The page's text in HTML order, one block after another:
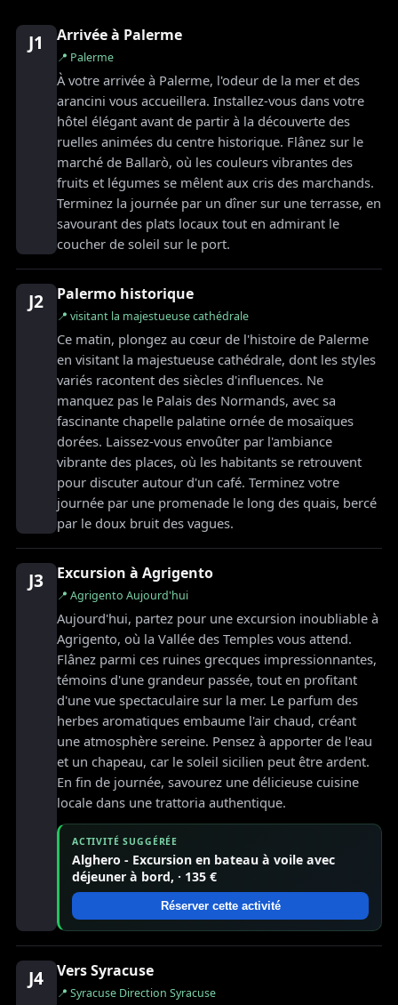
J1 Arrivée à Palerme
📍 Palerme
À votre arrivée à Palerme, l'odeur de la mer et des
arancini vous accueillera. Installez-vous dans votre
hôtel élégant avant de partir à la découverte des
ruelles animées du centre historique. Flânez sur le
marché de Ballarò, où les couleurs vibrantes des
fruits et légumes se mêlent aux cris des marchands.
Terminez la journée par un dîner sur une terrasse, en
savourant des plats locaux tout en admirant le
coucher de soleil sur le port.
J2 Palermo historique
📍 visitant la majestueuse cathédrale
Ce matin, plongez au cœur de l'histoire de Palerme
en visitant la majestueuse cathédrale, dont les styles
variés racontent des siècles d'influences. Ne
manquez pas le Palais des Normands, avec sa
fascinante chapelle palatine ornée de mosaïques
dorées. Laissez-vous envoûter par l'ambiance
vibrante des places, où les habitants se retrouvent
pour discuter autour d'un café. Terminez votre
journée par une promenade le long des quais, bercé
par le doux bruit des vagues.
J3 Excursion à Agrigento
📍 Agrigento Aujourd'hui
Aujourd'hui, partez pour une excursion inoubliable à
Agrigento, où la Vallée des Temples vous attend.
Flânez parmi ces ruines grecques impressionnantes,
témoins d'une grandeur passée, tout en profitant
d'une vue spectaculaire sur la mer. Le parfum des
herbes aromatiques embaume l'air chaud, créant
une atmosphère sereine. Pensez à apporter de l'eau
et un chapeau, car le soleil sicilien peut être ardent.
En fin de journée, savourez une délicieuse cuisine
locale dans une trattoria authentique.
ACTIVITÉ SUGGÉRÉE
Alghero - Excursion en bateau à voile avec
déjeuner à bord, · 135 €
Réserver cette activité
J4 Vers Syracuse
📍 Syracuse Direction Syracuse